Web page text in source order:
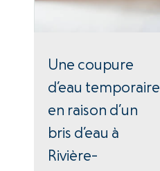
Une coupure
d’eau temporaire
en raison d’un
bris d’eau à
Rivière-